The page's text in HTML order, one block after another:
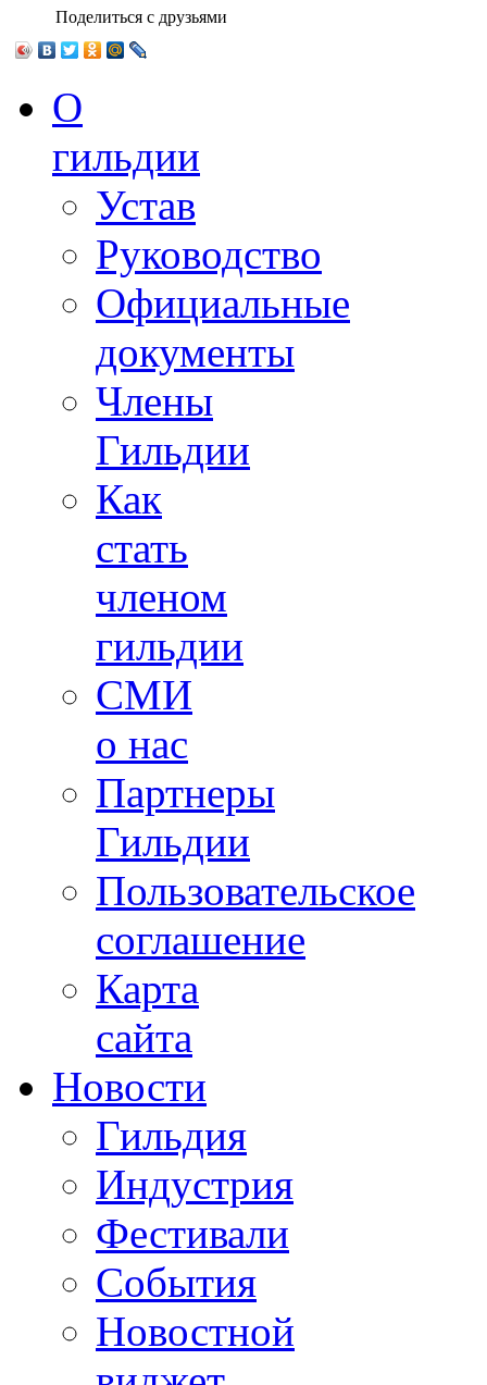
Поделиться с друзьями
О
гильдии
Устав
Руководство
Официальные
документы
Члены
Гильдии
Как
стать
членом
гильдии
СМИ
о нас
Партнеры
Гильдии
Пользовательское
соглашение
Карта
сайта
Новости
Гильдия
Индустрия
Фестивали
События
Новостной